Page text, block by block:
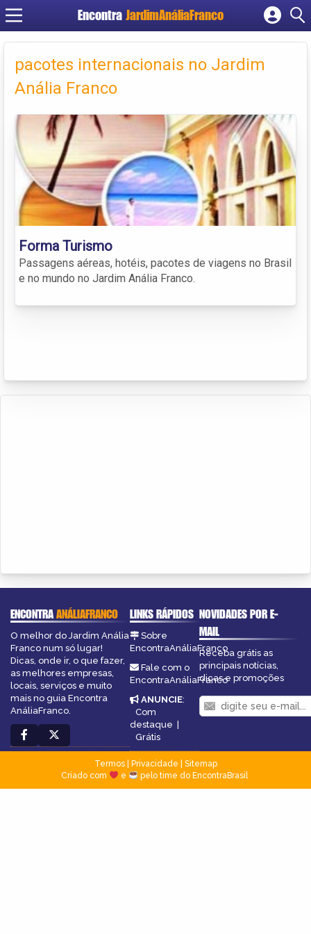
Encontra JardimAnáliaFranco
Cadastrar empresa
Criar conta
pacotes internacionais no Jardim
Anália Franco
Forma Turismo
Passagens aéreas, hotéis, pacotes de viagens no Brasil
e no mundo no Jardim Anália Franco.
ENCONTRAANÁLIAFRANCO
O melhor do Jardim Anália
Franco num só lugar!
Dicas, onde ir, o que fazer,
as melhores empresas,
locais, serviços e muito
mais no guia Encontra
AnáliaFranco.
LINKS RÁPIDOS
Sobre
EncontraAnáliaFranco
Fale com o
EncontraAnáliaFranco
ANUNCIE:
Com
destaque |
Grátis
NOVIDADES POR E-
MAIL
Receba grátis as
principais notícias,
dicas e promoções
Termos| Privacidade
Sitemap
Criado com
e pelo time do EncontraBrasil